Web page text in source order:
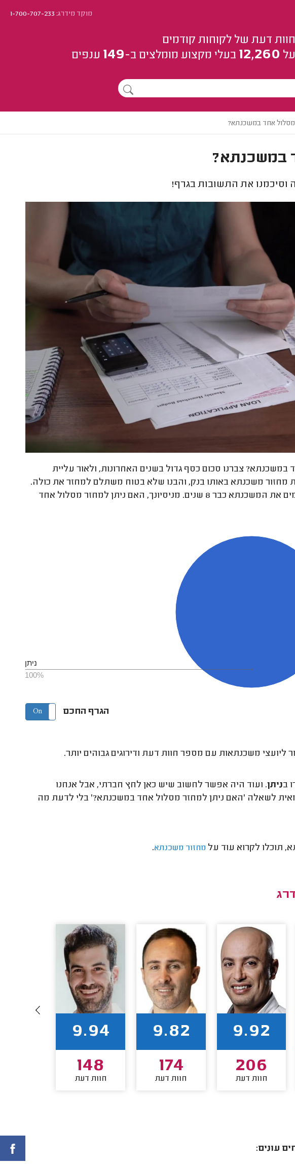
מוקד מידרג:1-700-707-233
חוות דעת של לקוחות קודמים
על 12,260 בעלי מקצוע מומלצים ב-149 ענפים
מסלול אחד במשכנתא?
במשכנתא?
וסיכמנו את התשובות בגרף!
צברנו סכום כסף גדול בשנים האחרונות, ולאור עליית
אנחנו שוקלים לעשות מחזור משכנתא באותו בנק, והבנו שלא בטוח משתלם למחזר את כולה.
נשאר לנו עוד 700,000 ש"ח להחזיר, ואנחנו משלמים את המשכנתא כבר 8 שנים. מניסיונך, האם ניתן למחזר מסלול אחד
ניתן
100%
הגרף החכם On Off
משכנתאות עם מספר חוות דעת ודירוגים גבוהים יותר.
ניתן. ועוד היה אפשר לחשוב שיש כאן לחץ חברתי, אבל אנחנו
לשאלה 'האם ניתן למחזר מסלול אחד במשכנתא?' בלי לדעת מה
תוכלו לקרוא עוד על מחזור משכנתא.
9.92
206
חוות דעת
9.82
174
חוות דעת
9.94
148
חוות דעת
עונים: